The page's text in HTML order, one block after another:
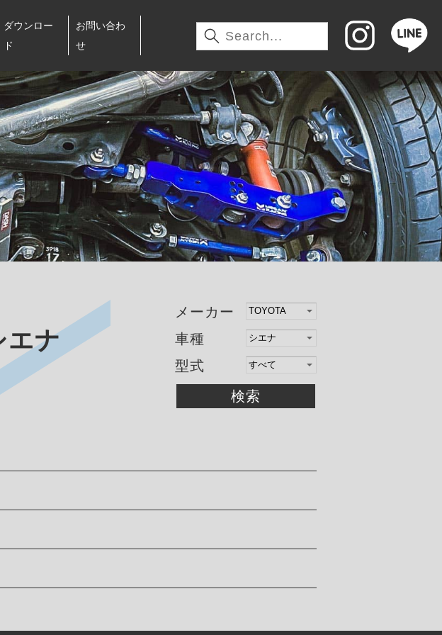
ダウンロー
ド
お問い合わ
せ
エナ
メーカー
車種
型式
検索